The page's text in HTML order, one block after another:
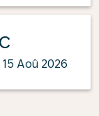
15 Aoû 2026